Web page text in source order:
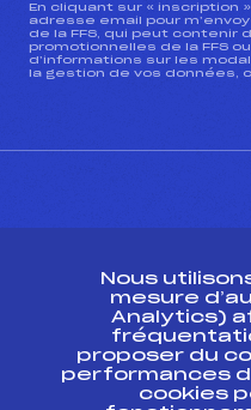
En cliquant sur « inscription
adresse email pour
de la FFS, qui peut
promotionnelles de la FFS
d’informations sur les
la gestion de vos données,
ESPACE PRESSE
Ressources
Pass’Neige
Projet sportif
Nous
mesure
Analytics)
proposer du
performances
cookies